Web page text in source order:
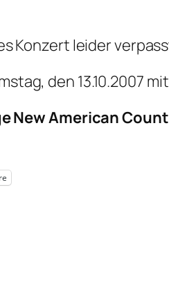
Konzert leider
den 13.10.2007
New American